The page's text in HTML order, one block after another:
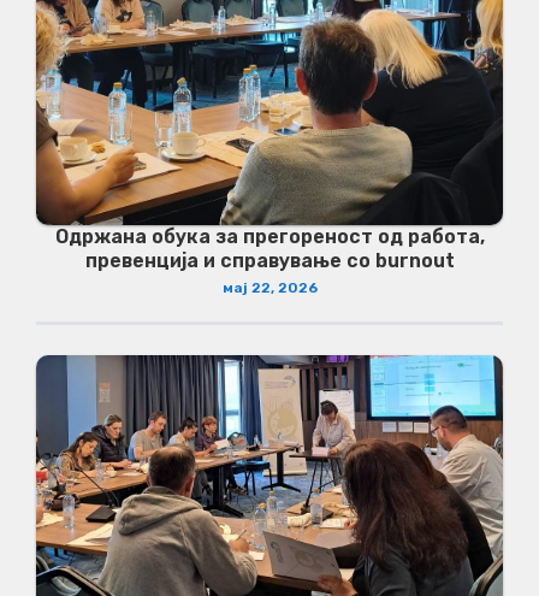
Одржана обука за прегореност од работа,
превенција и справување со burnout
мај 22, 2026